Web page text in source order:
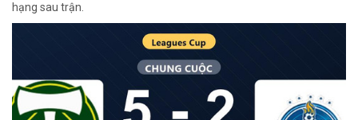
hạng sau trận.